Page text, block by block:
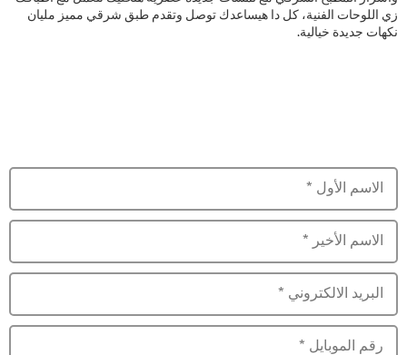
زي اللوحات الفنية، كل دا هيساعدك توصل وتقدم طبق شرقي مميز مليان
نكهات جديدة خيالية.
الاسم الأول *
الاسم الأخير *
البريد الالكتروني *
رقم الموبايل *